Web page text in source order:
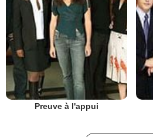
Preuve à l'appui